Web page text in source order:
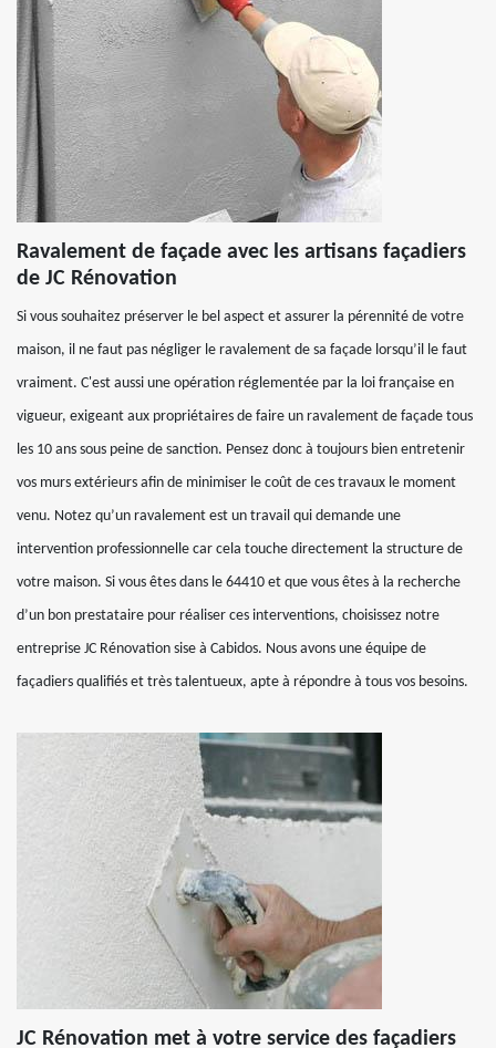
Ravalement de façade avec les artisans façadiers
de JC Rénovation
Si vous souhaitez préserver le bel aspect et assurer la pérennité de votre
maison, il ne faut pas négliger le ravalement de sa façade lorsqu’il le faut
vraiment. C'est aussi une opération réglementée par la loi française en
vigueur, exigeant aux propriétaires de faire un ravalement de façade tous
les 10 ans sous peine de sanction. Pensez donc à toujours bien entretenir
vos murs extérieurs afin de minimiser le coût de ces travaux le moment
venu. Notez qu’un ravalement est un travail qui demande une
intervention professionnelle car cela touche directement la structure de
votre maison. Si vous êtes dans le 64410 et que vous êtes à la recherche
d’un bon prestataire pour réaliser ces interventions, choisissez notre
entreprise JC Rénovation sise à Cabidos. Nous avons une équipe de
façadiers qualifiés et très talentueux, apte à répondre à tous vos besoins.
JC Rénovation met à votre service des façadiers